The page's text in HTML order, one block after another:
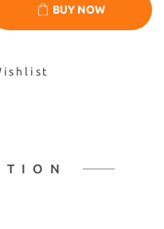
BUY NOW